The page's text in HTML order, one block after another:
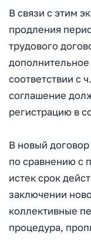
В связи с этим
продления
трудового
соответствии с
соглашение
регистрацию в
В новый
по сравнению с
истек срок
заключении
коллективные
процедура,